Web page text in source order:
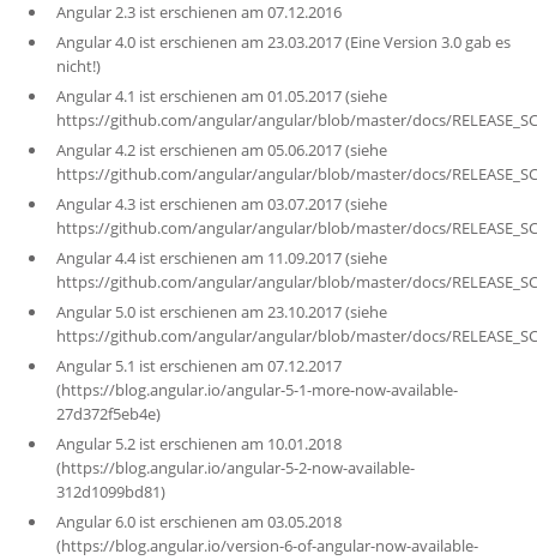
Angular 2.3 ist erschienen am 07.12.2016
Angular 4.0 ist erschienen am 23.03.2017 (Eine Version 3.0 gab es
nicht!)
Angular 4.1 ist erschienen am 01.05.2017 (siehe
https://github.com/angular/angular/blob/master/docs/
Angular 4.2 ist erschienen am 05.06.2017 (siehe
https://github.com/angular/angular/blob/master/docs/
Angular 4.3 ist erschienen am 03.07.2017 (siehe
https://github.com/angular/angular/blob/master/docs/
Angular 4.4 ist erschienen am 11.09.2017 (siehe
https://github.com/angular/angular/blob/master/docs/
Angular 5.0 ist erschienen am 23.10.2017 (siehe
https://github.com/angular/angular/blob/master/docs/
Angular 5.1 ist erschienen am 07.12.2017
(https://blog.angular.io/angular-5-1-more-now-available-
27d372f5eb4e)
Angular 5.2 ist erschienen am 10.01.2018
(https://blog.angular.io/angular-5-2-now-available-
312d1099bd81)
Angular 6.0 ist erschienen am 03.05.2018
(https://blog.angular.io/version-6-of-angular-now-available-